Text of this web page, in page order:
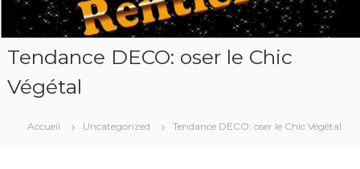
Tendance DECO: oser le Chic
Végétal
Accueil Uncategorized Tendance DECO: oser le Chic Végétal